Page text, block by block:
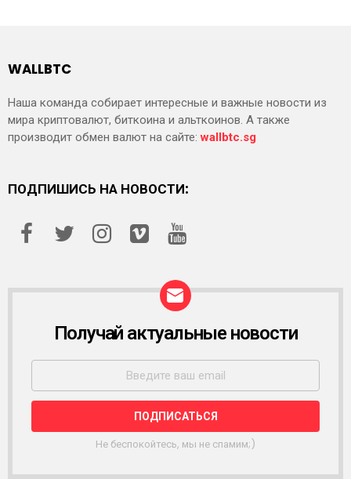
WALLBTC
Наша команда собирает интересные и важные новости из
мира криптовалют, биткоина и альткоинов. А также
производит обмен валют на сайте:wallbtc.sg
ПОДПИШИСЬ НА НОВОСТИ:
С
Ы
Л
К
Получай актуальные новости
Не беспокойтесь, мы не спамим;)